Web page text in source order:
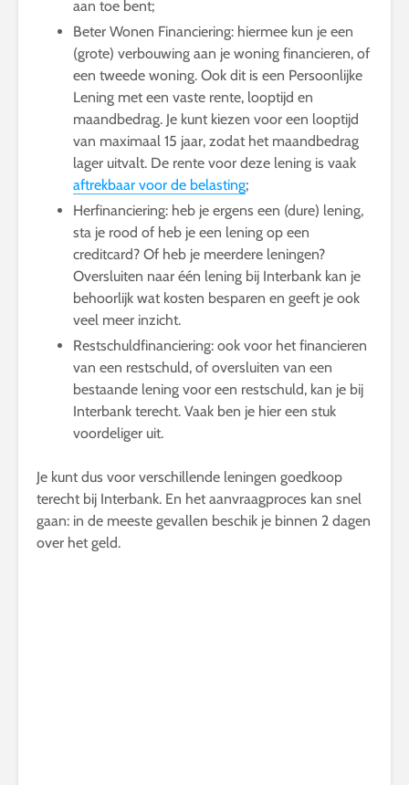
aan toe bent;
Beter Wonen Financiering: hiermee kun je een
(grote) verbouwing aan je woning financieren, of
een tweede woning. Ook dit is een Persoonlijke
Lening met een vaste rente, looptijd en
maandbedrag. Je kunt kiezen voor een looptijd
van maximaal 15 jaar, zodat het maandbedrag
lager uitvalt. De rente voor deze lening is vaak
aftrekbaar voor de belasting;
Herfinanciering: heb je ergens een (dure) lening,
sta je rood of heb je een lening op een
creditcard? Of heb je meerdere leningen?
Oversluiten naar één lening bij Interbank kan je
behoorlijk wat kosten besparen en geeft je ook
veel meer inzicht.
Restschuldfinanciering: ook voor het financieren
van een restschuld, of oversluiten van een
bestaande lening voor een restschuld, kan je bij
Interbank terecht. Vaak ben je hier een stuk
voordeliger uit.
Je kunt dus voor verschillende leningen goedkoop
terecht bij Interbank. En het aanvraagproces kan snel
gaan: in de meeste gevallen beschik je binnen 2 dagen
over het geld.